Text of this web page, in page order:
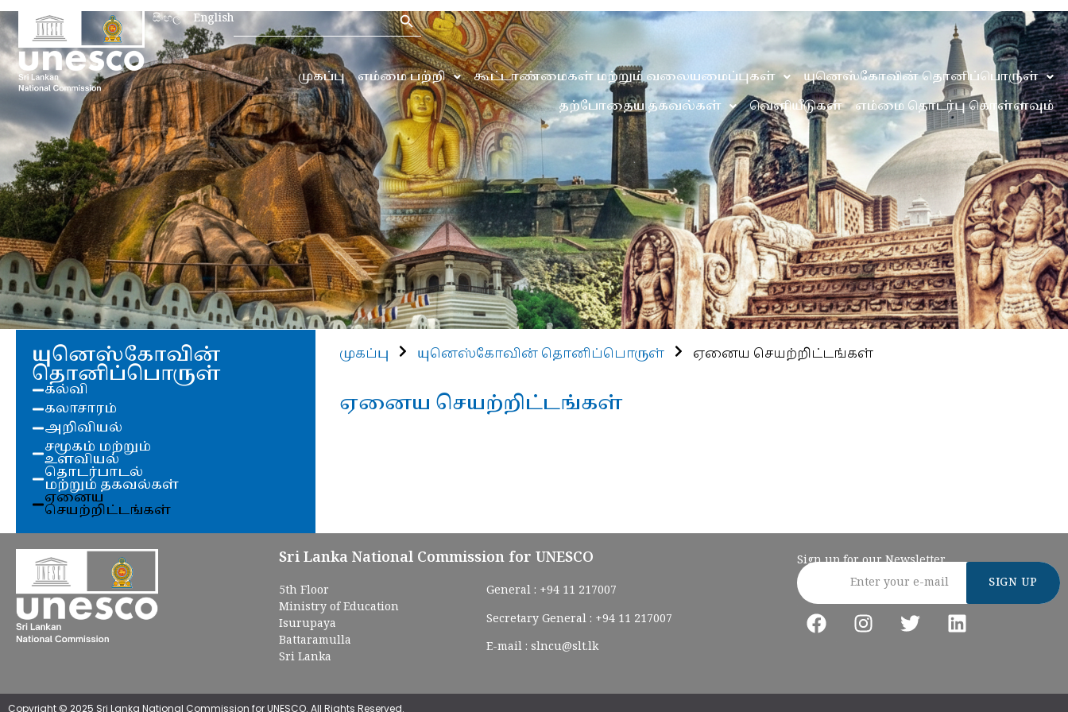
සිංහල EnglishSearch
for:
Search Button
முகப்பு எம்மை பற்றி கூட்டாண்மைகள் மற்றும் வலையமைப்புகள்
யுனெஸ்கோவின் தொனிப்பொருள்
தற்போதைய தகவல்கள்
வெளியீடுகள் எம்மை தொடர்பு கொள்ளவும்
யுனெஸ்கோவின்
தொனிப்பொருள்
கல்வி
கலாசாரம்
அறிவியல்
சமூகம் மற்றும்
உளவியல்
தொடர்பாடல்
மற்றும் தகவல்கள்
ஏனைய
செயற்றிட்டங்கள்
முகப்பு யுனெஸ்கோவின் தொனிப்பொருள் ஏனைய செயற்றிட்டங்கள்
ஏனைய செயற்றிட்டங்கள்
Sri Lanka National Commission for UNESCO
5th Floor
Ministry of Education
Isurupaya
Battaramulla
Sri Lanka
General : +94 11 217007
Secretary General : +94 11 217007
E-mail : slncu@slt.lk
Sign up for our Newsletter
Email address
Copyright © 2025 Sri Lanka National Commission for UNESCO. All Rights Reserved.